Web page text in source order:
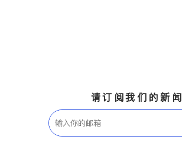
请订阅我们的新闻